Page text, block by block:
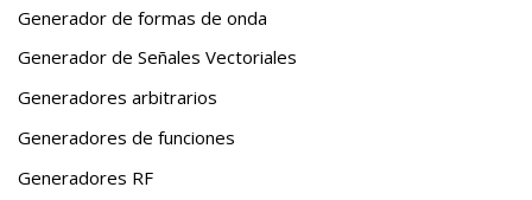
Generador de formas de onda
Generador de Señales Vectoriales
Generadores arbitrarios
Generadores de funciones
Generadores RF